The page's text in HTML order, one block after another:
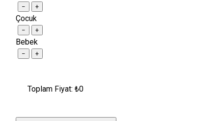
− +
Çocuk
− +
Bebek
− +
Toplam Fiyat: ₺0